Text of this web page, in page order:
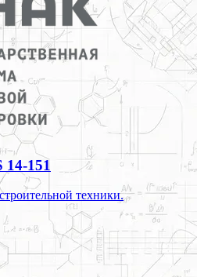
151
техники.